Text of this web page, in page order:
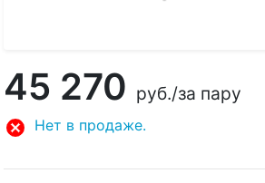
45 270 руб./за пару
Нет в продаже.